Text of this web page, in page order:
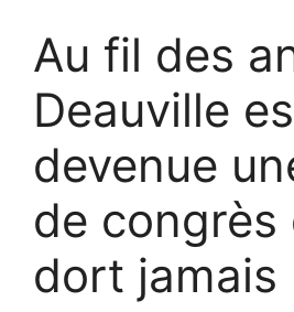
Au fil des
Deauville
devenue
de congrès
dort jamais